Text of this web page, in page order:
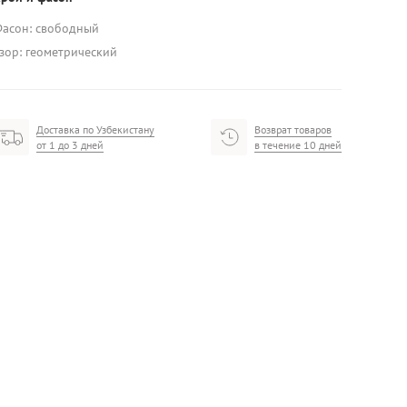
свободный
геометрический
Доставка по Узбекистану
от 1 до 3 дней
Возврат товаров
в течение 10 дней